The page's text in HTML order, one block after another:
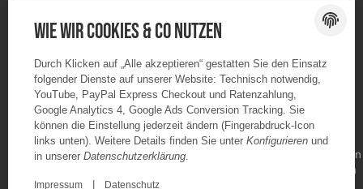
ABONNIEREN
Wie wir Cookies & Co nutzen
Durch Klicken auf „Alle akzeptieren“ gestatten Sie den Einsatz
folgender Dienste auf unserer Website: Technisch notwendig,
YouTube, PayPal Express Checkout und Ratenzahlung,
Google Analytics 4, Google Ads Conversion Tracking. Sie
können die Einstellung jederzeit ändern (Fingerabdruck-Icon
links unten). Weitere Details finden Sie unter Konfigurieren und
in unserer Datenschutzerklärung.
Impressum Datenschutz